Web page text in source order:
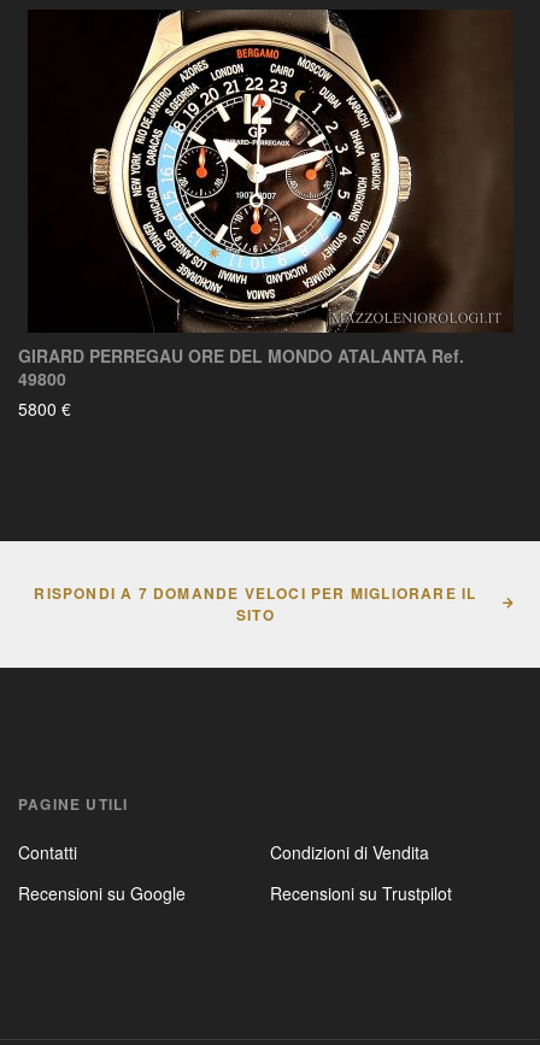
GIRARD PERREGAU ORE DEL MONDO ATALANTA Ref.
49800
5800 €
RISPONDI A 7 DOMANDE VELOCI PER MIGLIORARE IL
SITO
PAGINE UTILI
Contatti
Condizioni di Vendita
Recensioni su Google
Recensioni su Trustpilot